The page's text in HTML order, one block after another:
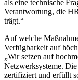
als eine technische
Verantwortung, die
trägt.“
Auf welche
Verfügbarkeit auf
„Wir setzen auf
Netzwerksysteme.
zertifiziert und erfüllt